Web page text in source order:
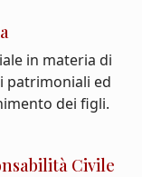
in materia di
patrimoniali ed
dei figli.
Civile